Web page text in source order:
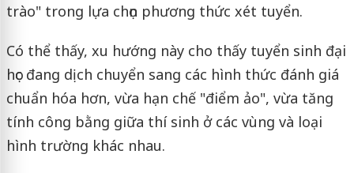
trào" trong lựa chọn phương thức xét tuyển.
Có thể thấy, xu hướng này cho thấy tuyển sinh đại
học đang dịch chuyển sang các hình thức đánh giá
chuẩn hóa hơn, vừa hạn chế "điểm ảo", vừa tăng
tính công bằng giữa thí sinh ở các vùng và loại
hình trường khác nhau.